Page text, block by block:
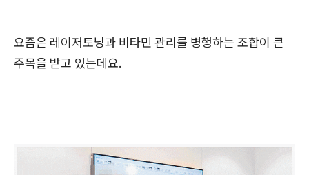
요즘은 레이저토닝과 비타민 관리를 병행하는 조합이 큰
주목을 받고 있는데요.